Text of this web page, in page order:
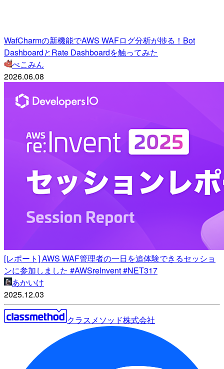
WafCharmの新機能でAWS WAFログ分析が捗る！Bot
DashboardとRate Dashboardを触ってみた
べこみん
2026.06.08
[レポート] AWS WAF管理者の一日を追体験できるセッショ
ンに参加しました #AWSreInvent #NET317
あかいけ
2025.12.03
クラスメソッド株式会社